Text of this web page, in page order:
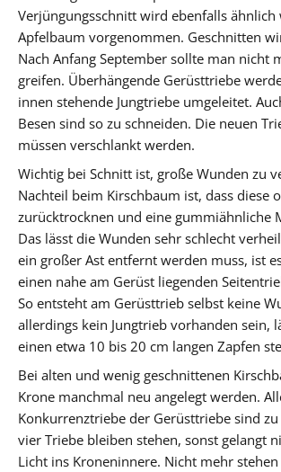
Verjüngungsschnitt wird ebenfalls ähnlich
Apfelbaum vorgenommen. Geschnitten
Nach Anfang September sollte man nicht
greifen. Überhängende Gerüsttriebe
innen stehende Jungtriebe umgeleitet.
Besen sind so zu schneiden. Die neuen
müssen verschlankt werden.
Wichtig bei Schnitt ist, große Wunden zu
Nachteil beim Kirschbaum ist, dass diese
zurücktrocknen und eine gummiähnliche
Das lässt die Wunden sehr schlecht
ein großer Ast entfernt werden muss, ist
einen nahe am Gerüst liegenden
So entsteht am Gerüsttrieb selbst keine
allerdings kein Jungtrieb vorhanden sein,
einen etwa 10 bis 20 cm langen Zapfen
Bei alten und wenig geschnittenen
Krone manchmal neu angelegt werden.
Konkurrenztriebe der Gerüsttriebe sind
vier Triebe bleiben stehen, sonst gelangt
Licht ins Kroneninnere. Nicht mehr stehen